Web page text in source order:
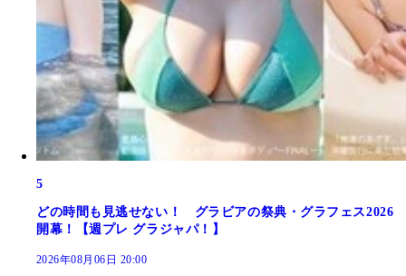
5
どの時間も見逃せない！ グラビアの祭典・グラフェス2026
開幕！【週プレ グラジャパ！】
2026年08月06日 20:00